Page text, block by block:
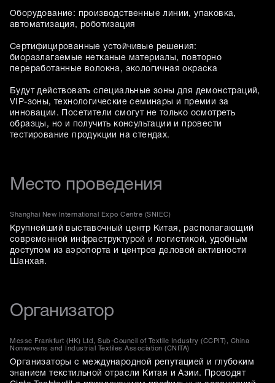
Оборудование: производственные линии, упаковка,
автоматизация, роботизация
Сертифицированные устойчивые решения:
биоразлагаемые нетканые материалы, повторно
переработанные волокна, экологичная окраска
Будут действовать специальные зоны для демонстраций,
VIP-зоны, технологические семинары и премии за
инновации. Посетители смогут не только осмотреть
образцы, но и получить консультации и провести
тестирование продукции на стендах.
Место проведения
Shanghai New International Expo Centre (SNIEC)
Крупнейший выставочный центр Китая, располагающий
современной инфраструктурой и логистикой, удобным
доступом из аэропорта и центров деловой активности
Шанхая.
Организатор
Messe Frankfurt (HK) Ltd, Sub-Council of Textile Industry (CCPIT), China
Nonwovens and Industrial Textiles Association (CNITA)
Организаторы с международной репутацией и глубоким
знанием текстильной отрасли Китая и Азии. Проводят